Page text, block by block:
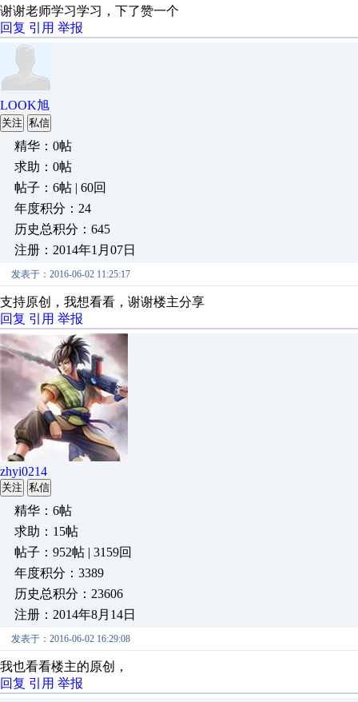
谢谢老师学习学习，下了赞一个
回复 引用 举报
LOOK旭
关注 私信
精华：0帖
求助：0帖
帖子：6帖 | 60回
年度积分：24
历史总积分：645
注册：2014年1月07日
发表于：2016-06-02 11:25:17
支持原创，我想看看，谢谢楼主分享
回复 引用 举报
zhyi0214
关注 私信
精华：6帖
求助：15帖
帖子：952帖 | 3159回
年度积分：3389
历史总积分：23606
注册：2014年8月14日
发表于：2016-06-02 16:29:08
我也看看楼主的原创，
回复 引用 举报